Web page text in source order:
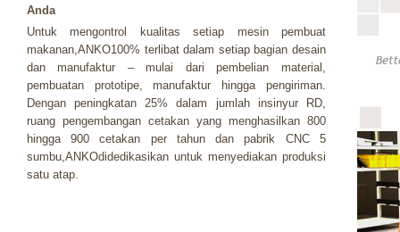
Anda
Untuk mengontrol kualitas setiap mesin pembuat
makanan,ANKO100% terlibat dalam setiap bagian desain
dan manufaktur – mulai dari pembelian material,
pembuatan prototipe, manufaktur hingga pengiriman.
Dengan peningkatan 25% dalam jumlah insinyur RD,
ruang pengembangan cetakan yang menghasilkan 800
hingga 900 cetakan per tahun dan pabrik CNC 5
sumbu,ANKOdidedikasikan untuk menyediakan produksi
satu atap.